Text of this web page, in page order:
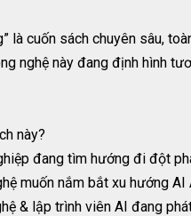
là cuốn sách chuyên sâu,
nghệ này đang định hình
này?
đang tìm hướng đi đột
muốn nắm bắt xu hướng AI
& lập trình viên AI đang